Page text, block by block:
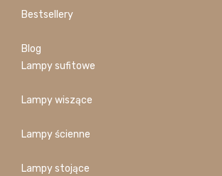
Bestsellery
Blog
Lampy sufitowe
Lampy wiszące
Lampy ścienne
Lampy stojące